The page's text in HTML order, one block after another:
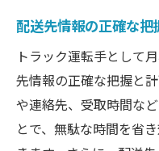
配送先情報の正確な把
トラック運転手として
先情報の正確な把握と
や連絡先、受取時間な
とで、無駄な時間を省